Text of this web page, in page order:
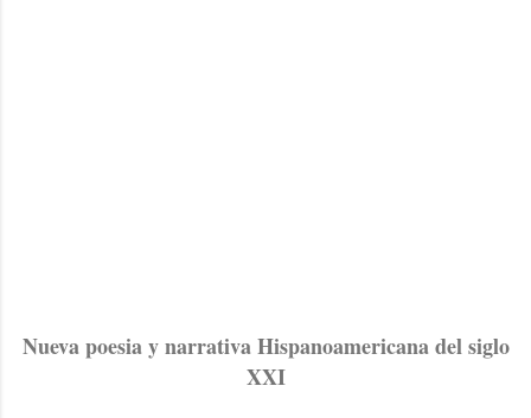
Nueva poesia y narrativa Hispanoamericana del siglo
XXI